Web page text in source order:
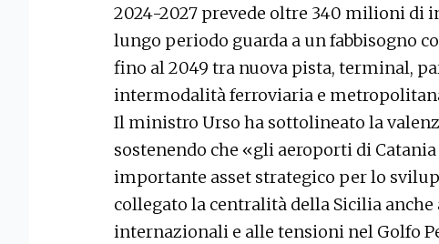
2024-2027 prevede oltre 340 milioni di
lungo periodo guarda a un fabbisogno
fino al 2049 tra nuova pista, terminal,
intermodalità ferroviaria e
Il ministro Urso ha sottolineato la
sostenendo che «gli aeroporti di
importante asset strategico per lo
collegato la centralità della Sicilia
internazionali e alle tensioni nel Golfo